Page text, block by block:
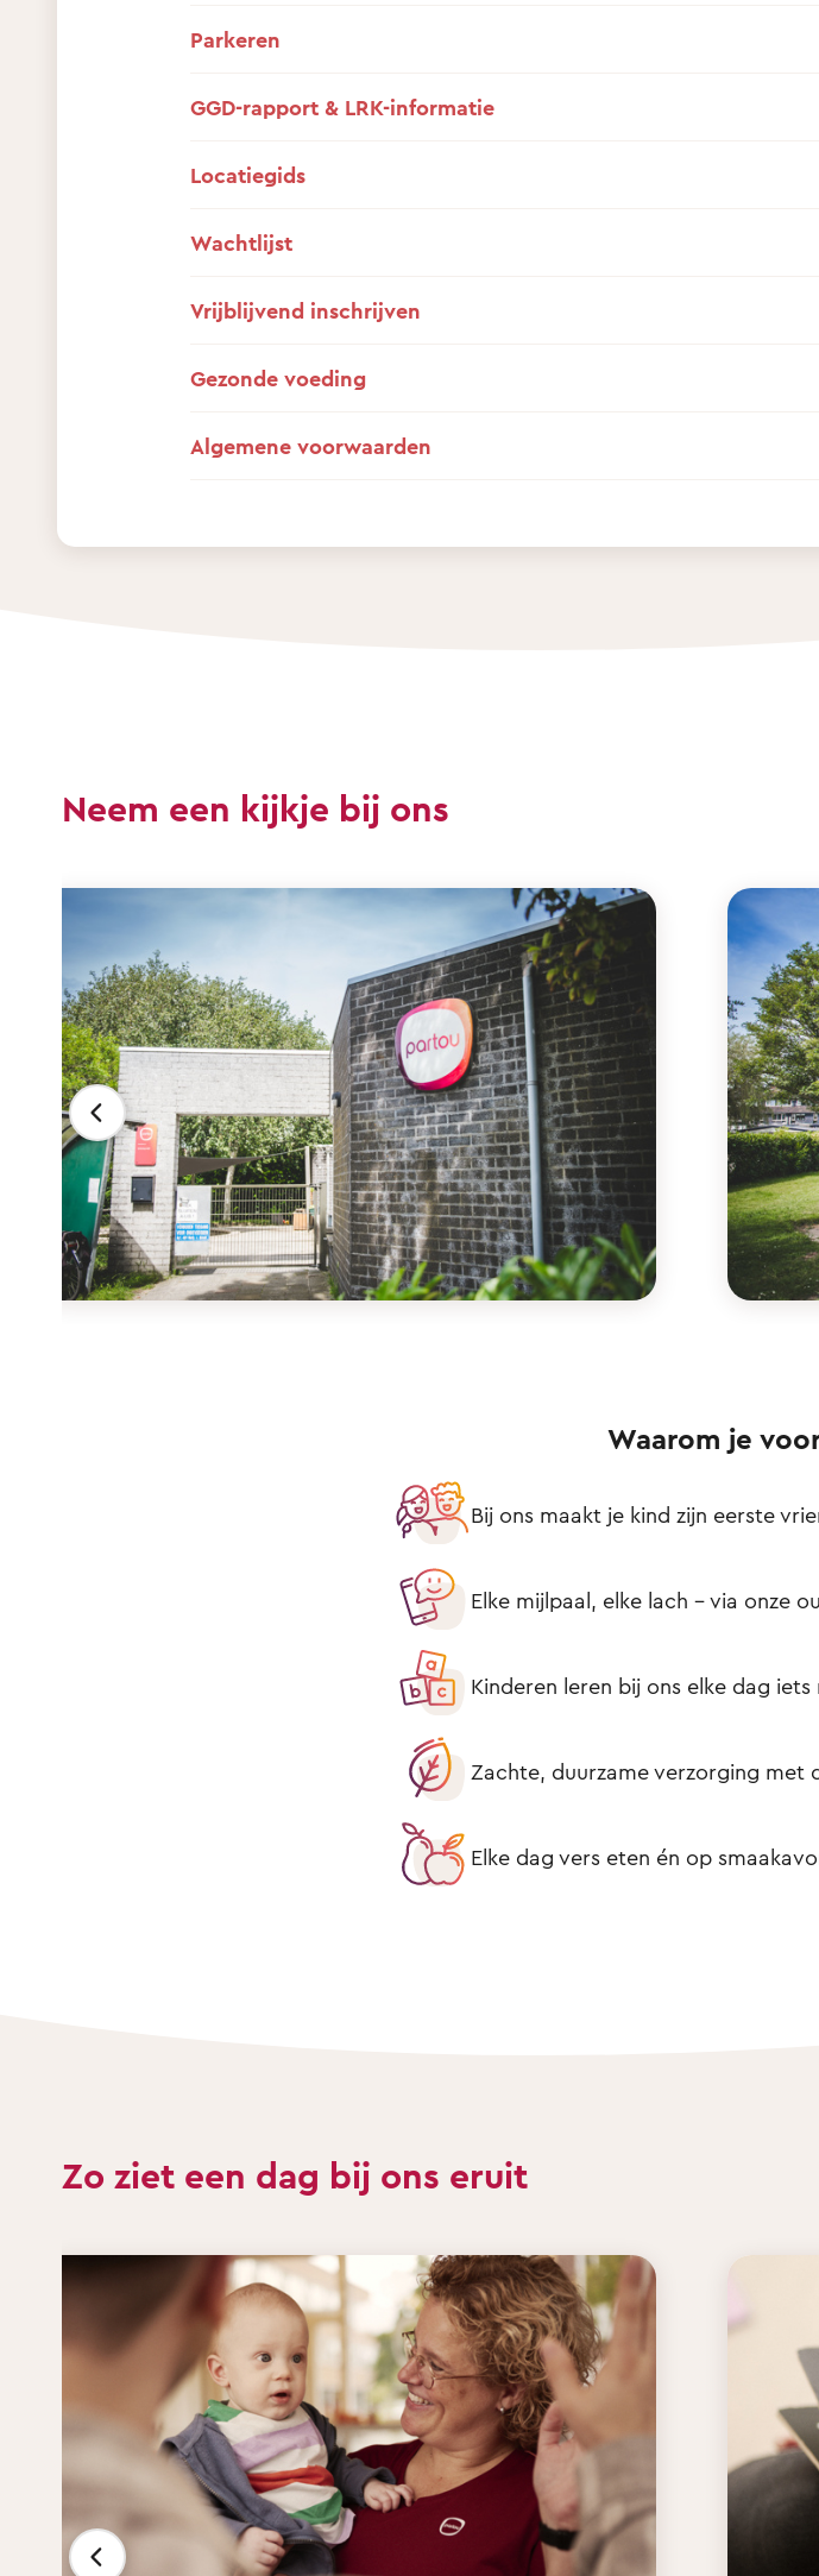
Parkeren
GGD-rapport & LRK-informatie
Locatiegids
Wachtlijst
Vrijblijvend inschrijven
Gezonde voeding
Algemene voorwaarden
Neem een kijkje bij ons
Waarom je
Bij ons maakt je kind zijn eerste
Elke mijlpaal, elke lach – via onze
Kinderen leren bij ons elke dag iets
Zachte, duurzame verzorging met
Elke dag vers eten én op
Zo ziet een dag bij ons eruit